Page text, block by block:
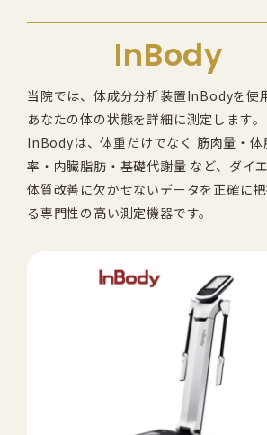
InBody
当院では、体成分分析装置InBodyを使
あなたの体の状態を詳細に測定します。
InBodyは、体重だけでなく 筋肉量・体
率・内臓脂肪・基礎代謝量 など、ダイ
体質改善に欠かせないデータを正確に
る専門性の高い測定機器です。